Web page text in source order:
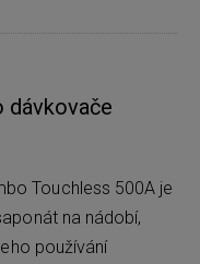
dávkovače
Touchless 500A je
na nádobí,
používání